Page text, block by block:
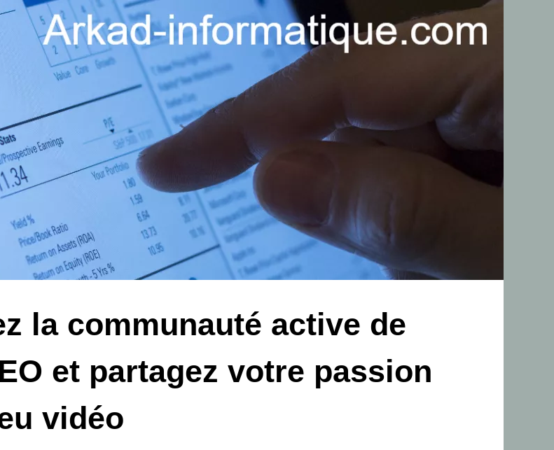
la communauté active de
et partagez votre passion
vidéo